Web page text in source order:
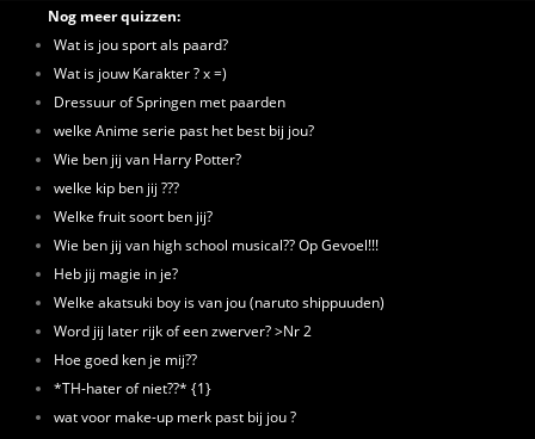
Nog meer quizzen:
Wat is jou sport als paard?
Wat is jouw Karakter ? x =)
Dressuur of Springen met paarden
welke Anime serie past het best bij jou?
Wie ben jij van Harry Potter?
welke kip ben jij ???
Welke fruit soort ben jij?
Wie ben jij van high school musical?? Op Gevoel!!!
Heb jij magie in je?
Welke akatsuki boy is van jou (naruto shippuuden)
Word jij later rijk of een zwerver? >Nr 2
Hoe goed ken je mij??
*TH-hater of niet??* {1}
wat voor make-up merk past bij jou ?